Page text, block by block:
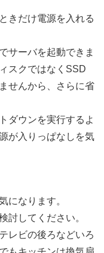
きだけ電源を入れる
サーバを起動できま
スクではなくSSD
せんから、さらに省
ダウンを実行するよ
が入りっぱなしを気
になります。
討してください。
レビの後ろなどいろ